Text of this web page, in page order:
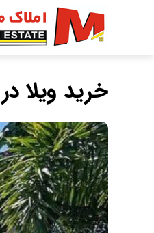
خرید ویلا در چمستان